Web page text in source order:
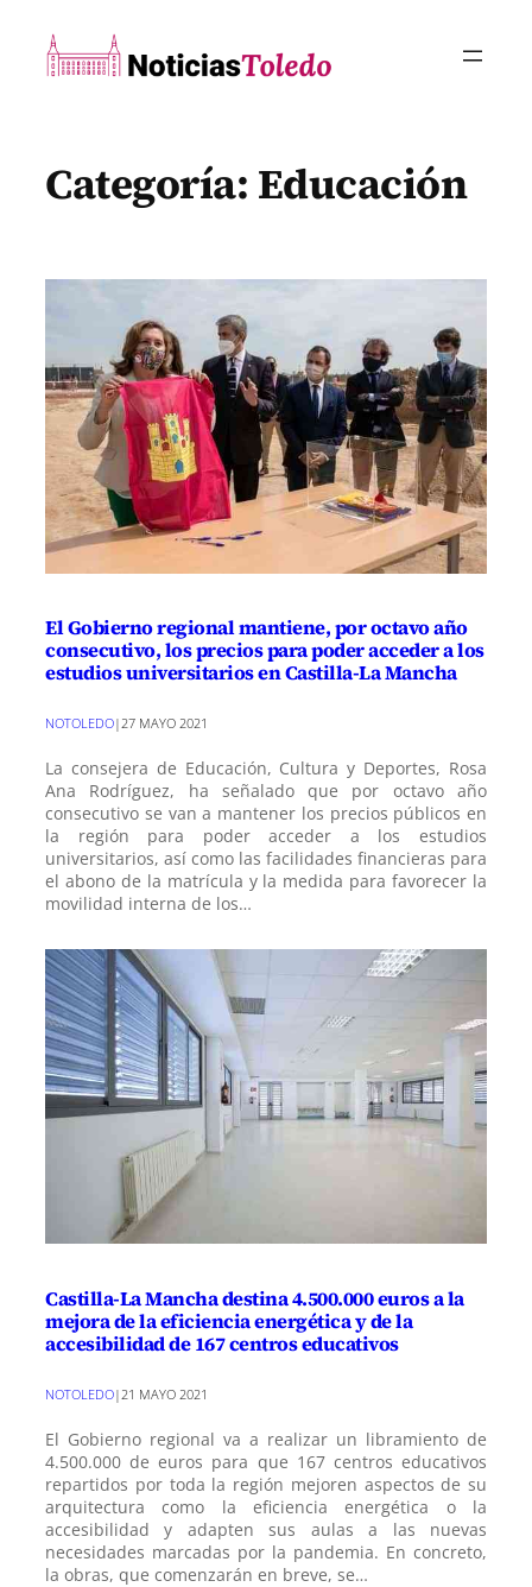
contenido
Categoría: Educación
El Gobierno regional mantiene, por octavo año
consecutivo, los precios para poder acceder a los
estudios universitarios en Castilla-La Mancha
NOTOLEDO|27 MAYO 2021
La consejera de Educación, Cultura y Deportes, Rosa
Ana Rodríguez, ha señalado que por octavo año
consecutivo se van a mantener los precios públicos en
la región para poder acceder a los estudios
universitarios, así como las facilidades financieras para
el abono de la matrícula y la medida para favorecer la
movilidad interna de los…
Castilla-La Mancha destina 4.500.000 euros a la
mejora de la eficiencia energética y de la
accesibilidad de 167 centros educativos
NOTOLEDO| 21 MAYO 2021
El Gobierno regional va a realizar un libramiento de
4.500.000 de euros para que 167 centros educativos
repartidos por toda la región mejoren aspectos de su
arquitectura como la eficiencia energética o la
accesibilidad y adapten sus aulas a las nuevas
necesidades marcadas por la pandemia. En concreto,
la obras, que comenzarán en breve, se…